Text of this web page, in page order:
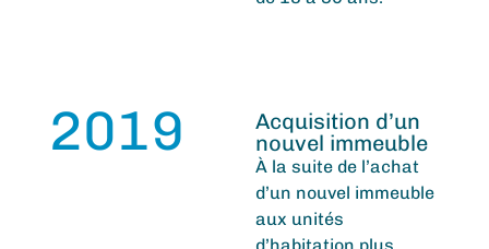
2019
Acquisition d’un
nouvel immeuble
À la suite de l’achat
d’un nouvel immeuble
aux unités
d’habitation plus